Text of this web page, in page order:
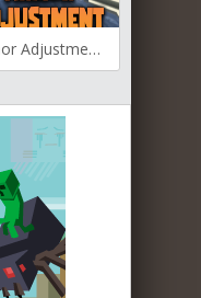
Armor Adjustment для Майнкрафт [1.19.2, 1.18.2, 1.16.5]